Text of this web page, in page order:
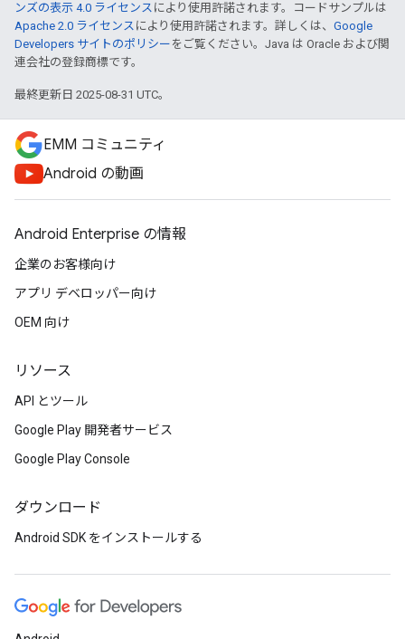
ンズの表示 4.0 ライセンス により使用許諾されます。コードサンプルは
Apache 2.0 ライセンス により使用許諾されます。詳しくは、 Google
Developers サイトのポリシー をご覧ください。Java は Oracle および関
連会社の登録商標です。
最終更新日 2025-08-31 UTC。
EMM コミュニティ
Android の動画
Android Enterprise の情報
企業のお客様向け
アプリ デベロッパー向け
OEM 向け
リソース
API とツール
Google Play 開発者サービス
Google Play Console
ダウンロード
Android SDK をインストールする